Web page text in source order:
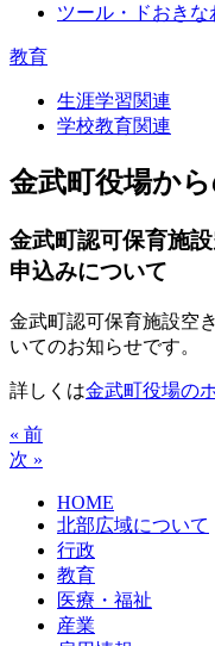
ツール・ドおきな
教育
生涯学習関連
学校教育関連
金武町役場か
金武町認可保育施
申込みについて
金武町認可保育施設空
いてのお知らせです。
詳しくは金武町役場の
« 前
次 »
HOME
北部広域について
行政
教育
医療・福祉
産業